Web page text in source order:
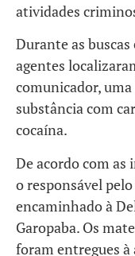
atividades
Durante as
agentes
comunicador,
substância com
cocaína.
De acordo com as
o responsável
encaminhado à
Garopaba. Os
foram entregues